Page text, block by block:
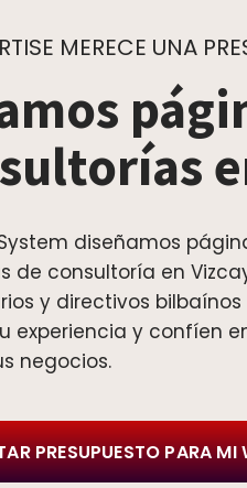
MERECE UNA
diseñamos
de consultoría en
y directivos
experiencia y confíen
negocios.
PRESUPUESTO PARA MI